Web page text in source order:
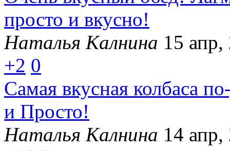
просто и вкусно!
Наталья Калнина 15
+2 0
Самая вкусная колбаса
и Просто!
Наталья Калнина 14